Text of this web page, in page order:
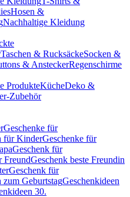
Hosen &
Nachhaltige Kleidung
Taschen & RucksäckeSocken &
& AnsteckerRegenschirme
ProdukteKücheDeko &
Zubehör
Geschenke für
für KinderGeschenke für
Geschenk für
FreundGeschenk beste Freundin
Geschenk für
zum GeburtstagGeschenkideen
30.